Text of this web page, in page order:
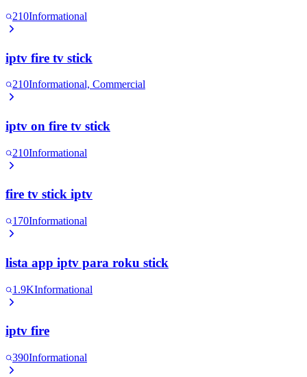
210Informational
iptv fire tv stick
210Informational, Commercial
iptv on fire tv stick
210Informational
fire tv stick iptv
170Informational
lista app iptv para roku stick
1.9KInformational
iptv fire
390Informational